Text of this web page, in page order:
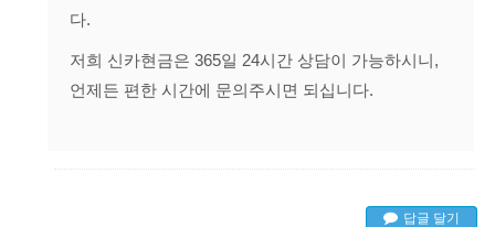
다.
저희 신카현금은 365일 24시간 상담이 가능하시니,
언제든 편한 시간에 문의주시면 되십니다.
답글 달기